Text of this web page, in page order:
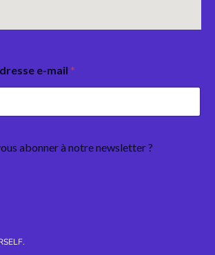
e-mail *
abonner à notre newsletter ?